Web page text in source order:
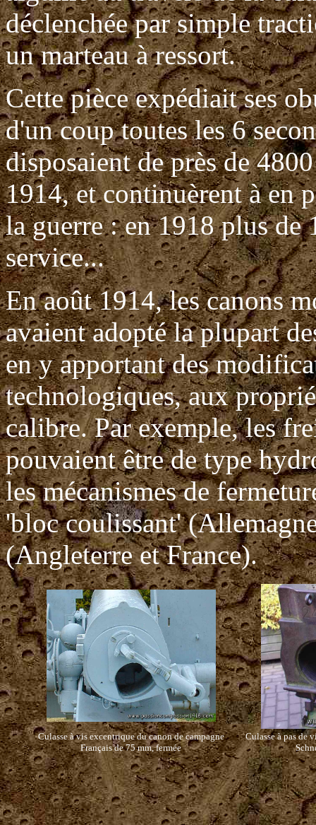
déclenchée par simple
un marteau à ressort.
Cette pièce expédiait ses
d'un coup toutes les 6
disposaient de près de
1914, et continuèrent à en
la guerre : en 1918 plus de
service...
En août 1914, les canons
avaient adopté la plupart
en y apportant des
technologiques, aux
calibre. Par exemple, les
pouvaient être de type
les mécanismes de
'bloc coulissant'
(Angleterre et France).
Culasse à vis excentrique du canon de campagne
Français de 75 mm, fermée
Culasse à pas de